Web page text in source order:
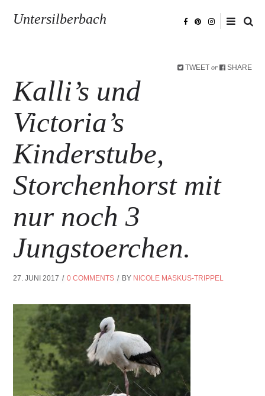
Untersilberbach
TWEET or SHARE
Kalli’s und
Victoria’s
Kinderstube,
Storchenhorst mit
nur noch 3
Jungstoerchen.
27. JUNI 2017 0 COMMENTS BY NICOLE MASKUS-TRIPPEL